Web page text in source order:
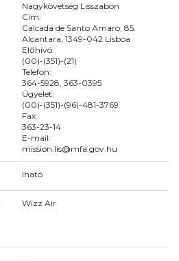
Nagykövetség Lisszabon
Cím:
Calcada de Santo Amaro, 85.
Alcantara, 1349-042 Lisboa
Előhívó:
(00)-(351)-(21)
Telefon:
364-5928, 363-0395
Ügyelet:
(00)-(351)-(96)-481-3769
Fax:
363-23-14
E-mail:
mission.lis@mfa.gov.hu
Iható
Wizz Air